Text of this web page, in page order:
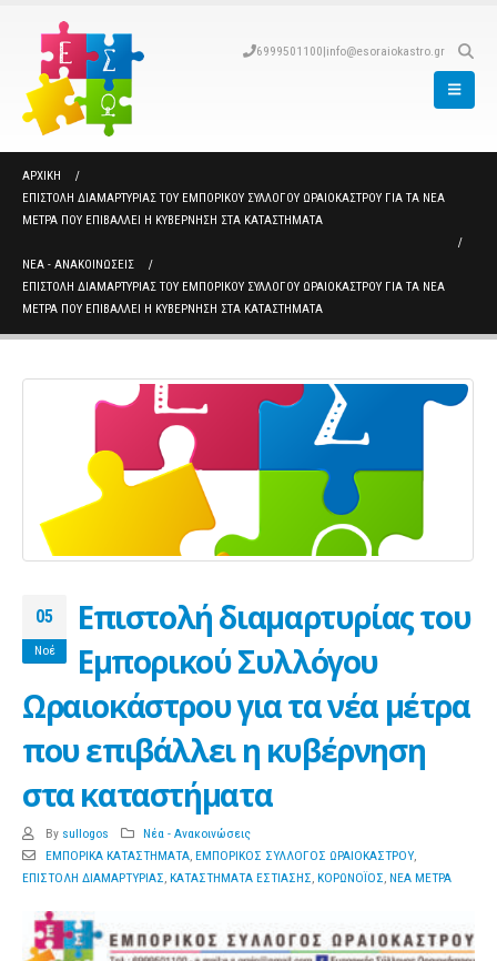
6999501100|info@esoraiokastro.gr
ΑΡΧΙΚΉ
ΕΠΙΣΤΟΛΉ ΔΙΑΜΑΡΤΥΡΊΑΣ ΤΟΥ ΕΜΠΟΡΙΚΟΎ ΣΥΛΛΌΓΟΥ ΩΡΑΙΟΚΆΣΤΡΟΥ ΓΙΑ ΤΑ ΝΈΑ
ΜΈΤΡΑ ΠΟΥ ΕΠΙΒΆΛΛΕΙ Η ΚΥΒΈΡΝΗΣΗ ΣΤΑ ΚΑΤΑΣΤΉΜΑΤΑ
ΝΈΑ - ΑΝΑΚΟΙΝΏΣΕΙΣ
ΕΠΙΣΤΟΛΉ ΔΙΑΜΑΡΤΥΡΊΑΣ ΤΟΥ ΕΜΠΟΡΙΚΟΎ ΣΥΛΛΌΓΟΥ ΩΡΑΙΟΚΆΣΤΡΟΥ ΓΙΑ ΤΑ ΝΈΑ
ΜΈΤΡΑ ΠΟΥ ΕΠΙΒΆΛΛΕΙ Η ΚΥΒΈΡΝΗΣΗ ΣΤΑ ΚΑΤΑΣΤΉΜΑΤΑ
05
Νοέ
Επιστολή διαμαρτυρίας του
Εμπορικού Συλλόγου
Ωραιοκάστρου για τα νέα μέτρα
που επιβάλλει η κυβέρνηση
στα καταστήματα
By sullogos
Νέα - Ανακοινώσεις
ΕΜΠΟΡΙΚΑ ΚΑΤΑΣΤΗΜΑΤΑ, ΕΜΠΟΡΙΚΟΣ ΣΥΛΛΟΓΟΣ ΩΡΑΙΟΚΑΣΤΡΟΥ,
ΕΠΙΣΤΟΛΗ ΔΙΑΜΑΡΤΥΡΙΑΣ ΚΑΤΑΣΤΗΜΑΤΑ ΕΣΤΙΑΣΗΣ ΚΟΡΩΝΟΪΟΣ ΝΕΑ ΜΕΤΡΑ